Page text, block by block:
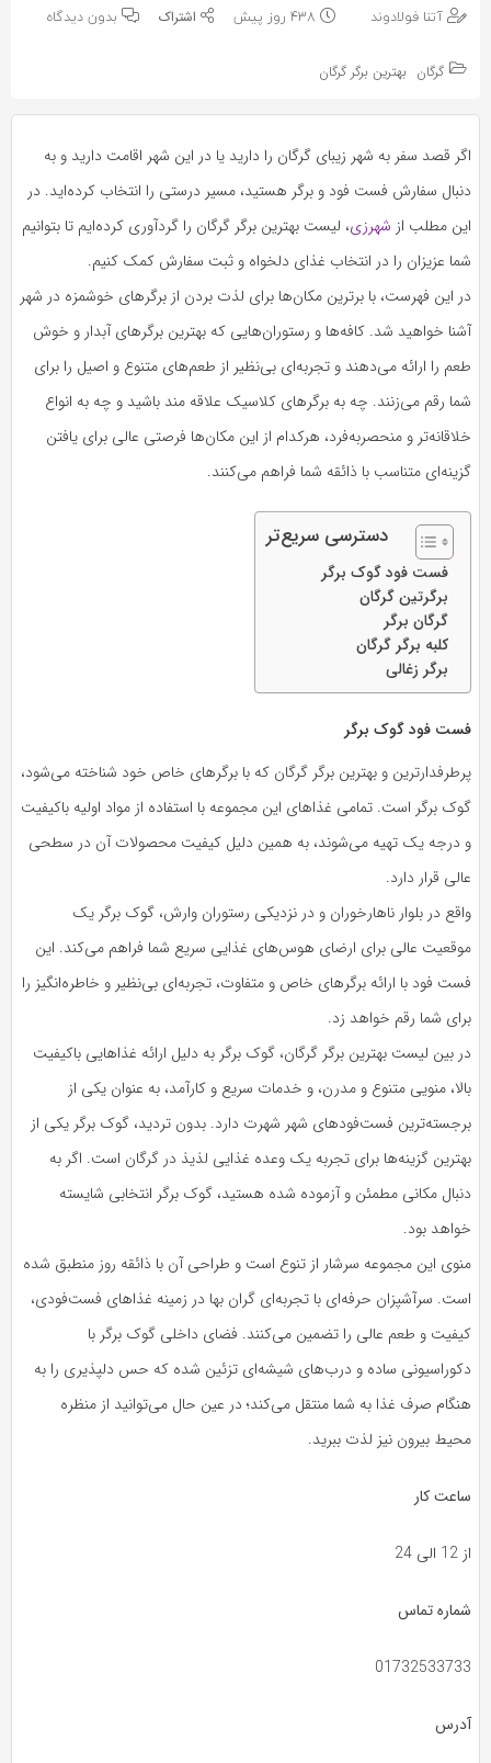
به
بگذارید.
کپی
لینک
آتنا فولادوند به
بگذارید.
کپی
بدون دیدگاه
گرگان بهترین برگر گرگان
اگر قصد سفر به شهر زیبای گرگان را دارید یا در این شهر اقامت دارید و به
دنبال سفارش فست فود و برگر هستید، مسیر درستی را انتخاب کرده‌اید. در
این مطلب از شهرزی، لیست بهترین برگر گرگان را گردآوری کرده‌ایم تا بتوانیم
شما عزیزان را در انتخاب غذای دلخواه و ثبت سفارش کمک کنیم.
در این فهرست، با برترین مکان‌ها برای لذت بردن از برگرهای خوشمزه در شهر
آشنا خواهید شد. کافه‌ها و رستوران‌هایی که بهترین برگرهای آبدار و خوش
طعم را ارائه می‌دهند و تجربه‌ای بی‌نظیر از طعم‌های متنوع و اصیل را برای
شما رقم می‌زنند. چه به برگرهای کلاسیک علاقه مند باشید و چه به انواع
خلاقانه‌تر و منحصربه‌فرد، هرکدام از این مکان‌ها فرصتی عالی برای یافتن
گزینه‌ای متناسب با ذائقه شما فراهم می‌کنند.
دسترسی سریع‌تر
فست فود گوک برگر
برگرتین گرگان
گرگان برگر
کلبه برگر گرگان
برگر زغالی
فست فود گوک برگر
پرطرفدارترین و بهترین برگر گرگان که با برگرهای خاص خود شناخته می‌شود،
گوک برگر است. تمامی غذاهای این مجموعه با استفاده از مواد اولیه باکیفیت
و درجه یک تهیه می‌شوند، به همین دلیل کیفیت محصولات آن در سطحی
عالی قرار دارد.
واقع در بلوار ناهارخوران و در نزدیکی رستوران وارش، گوک برگر یک
موقعیت عالی برای ارضای هوس‌های غذایی سریع شما فراهم می‌کند. این
فست فود با ارائه برگرهای خاص و متفاوت، تجربه‌ای بی‌نظیر و خاطره‌انگیز را
برای شما رقم خواهد زد.
در بین لیست بهترین برگر گرگان، گوک برگر به دلیل ارائه غذاهایی باکیفیت
بالا، منویی متنوع و مدرن، و خدمات سریع و کارآمد، به عنوان یکی از
برجسته‌ترین فست‌فودهای شهر شهرت دارد. بدون تردید، گوک برگر یکی از
بهترین گزینه‌ها برای تجربه یک وعده غذایی لذیذ در گرگان است. اگر به
دنبال مکانی مطمئن و آزموده شده هستید، گوک برگر انتخابی شایسته
خواهد بود.
منوی این مجموعه سرشار از تنوع است و طراحی آن با ذائقه روز منطبق شده
است. سرآشپزان حرفه‌ای با تجربه‌ای گران بها در زمینه غذاهای فست‌فودی،
کیفیت و طعم عالی را تضمین می‌کنند. فضای داخلی گوک برگر با
دکوراسیونی ساده و درب‌های شیشه‌ای تزئین شده که حس دلپذیری را به
هنگام صرف غذا به شما منتقل می‌کند؛ در عین حال می‌توانید از منظره
محیط بیرون نیز لذت ببرید.
ساعت کار
از 12 الی 24
شماره تماس
01732533733
آدرس